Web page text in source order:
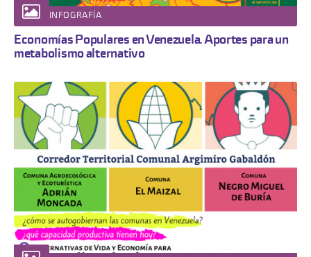
INFOGRAFÍA
Economías Populares en Venezuela. Aportes para un
metabolismo alternativo